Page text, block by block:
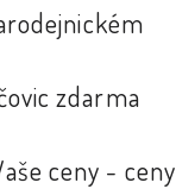
zdarma
ceny - ceny